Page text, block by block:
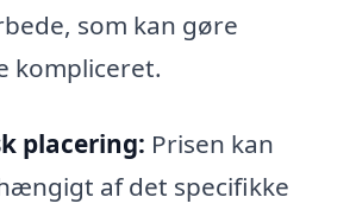
som kan gøre
kompliceret.
placering: Prisen kan
af det specifikke